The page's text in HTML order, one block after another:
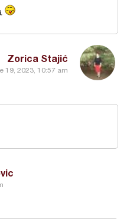
Zorica Stajić
19, 2023, 10:57 am